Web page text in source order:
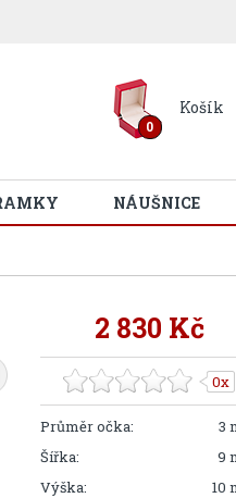
0
Košík
NÁUŠNICE
2 830 Kč
0x
Průměr očka:
3
Šířka:
9
Výška:
10